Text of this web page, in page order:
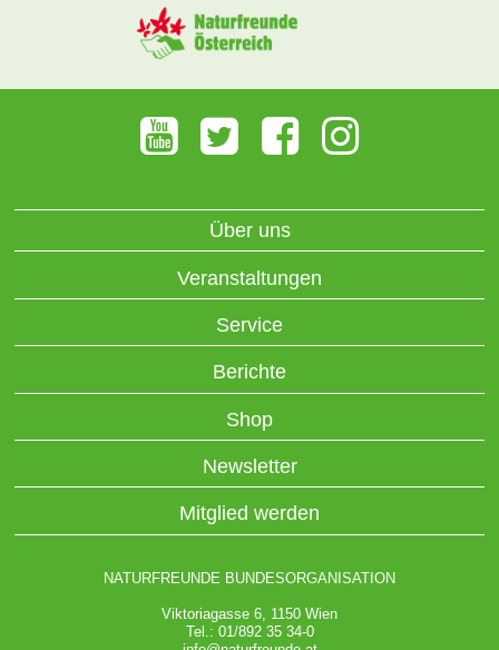
Über uns
Veranstaltungen
Service
Berichte
Shop
Newsletter
Mitglied werden
NATURFREUNDE BUNDESORGANISATION
Viktoriagasse 6, 1150 Wien
Tel.: 01/892 35 34-0